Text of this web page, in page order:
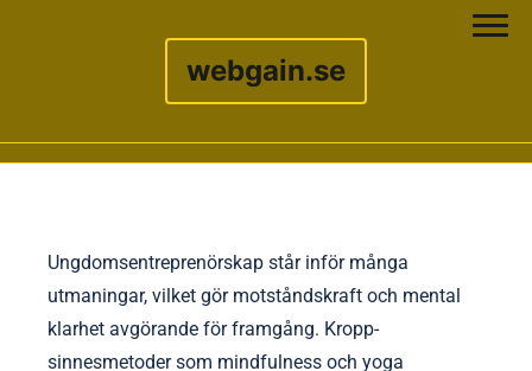
webgain.se
Ungdomsentreprenörskap står inför många
utmaningar, vilket gör motståndskraft och mental
klarhet avgörande för framgång. Kropp-
sinnesmetoder som mindfulness och yoga